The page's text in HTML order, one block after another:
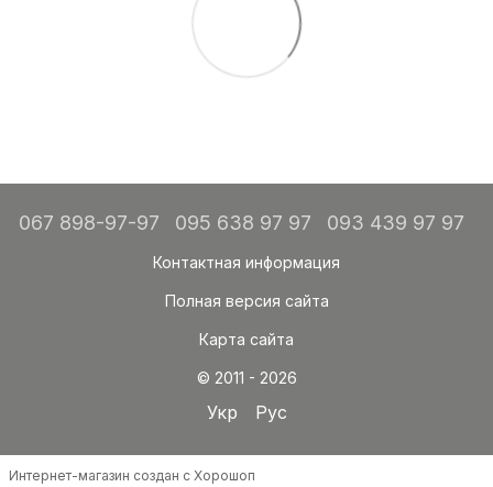
067 898-97-97 095 638 97 97 093 439 97 97
Контактная информация
Полная версия сайта
Карта сайта
© 2011 - 2026
Укр Рус
Интернет-магазин создан с Хорошоп